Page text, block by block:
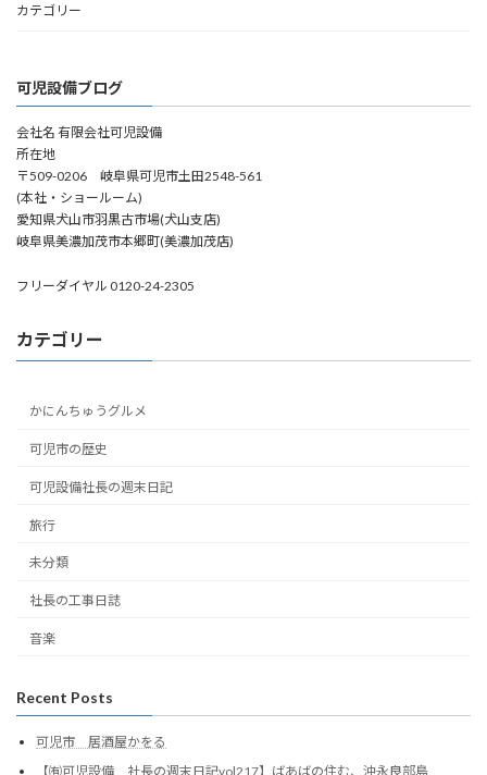
カテゴリー
可児設備ブログ
会社名 有限会社可児設備
所在地
〒509-0206 岐阜県可児市土田2548-561
(本社・ショールーム)
愛知県犬山市羽黒古市場(犬山支店)
岐阜県美濃加茂市本郷町(美濃加茂店)
フリーダイヤル 0120-24-2305
カテゴリー
かにんちゅうグルメ
可児市の歴史
可児設備社長の週末日記
旅行
未分類
社長の工事日誌
音楽
Recent Posts
可児市 居酒屋かをる
【㈲可児設備 社長の週末日記vol217】ばあばの住む、沖永良部島